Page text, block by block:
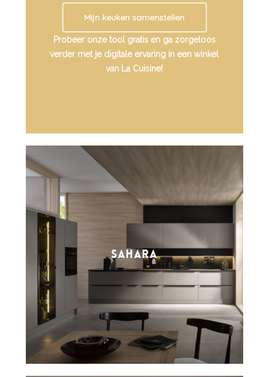
Mijn keuken samenstellen
Probeer onze tool gratis en ga zorgeloos
verder met je digitale ervaring in een winkel
van La Cuisine!
SAHARA